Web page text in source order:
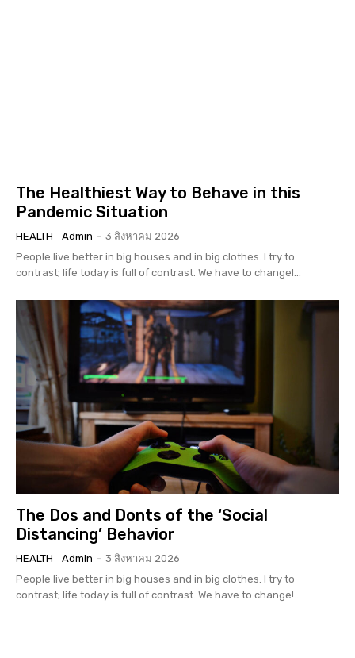
The Healthiest Way to Behave in this
Pandemic Situation
HEALTH Admin - 3 สิงหาคม 2026
People live better in big houses and in big clothes. I try to
contrast; life today is full of contrast. We have to change!...
The Dos and Donts of the ‘Social
Distancing’ Behavior
HEALTH Admin - 3 สิงหาคม 2026
People live better in big houses and in big clothes. I try to
contrast; life today is full of contrast. We have to change!...